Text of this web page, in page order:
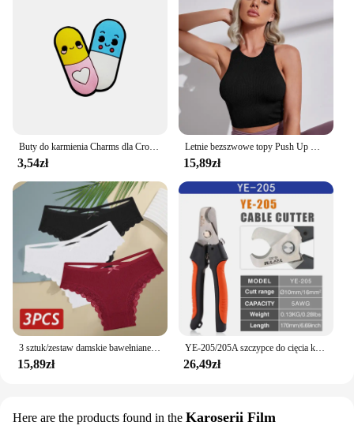
3,54zł 15,89zł
15,89zł
YE-205/205A szczypce do cięcia kabli poziom przemysłowy zdolność cięcia 24mm 2/38 mm2 średnica 10mm/16mm 5 cr13 narzędzia stalowe
26,49zł
Here are the products found in the Karoserii Film